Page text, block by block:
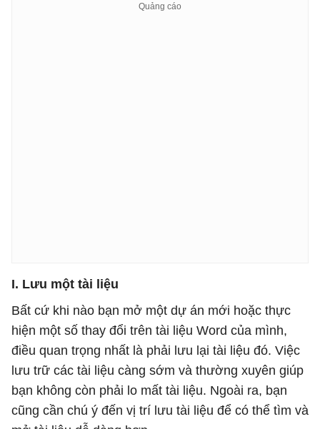
I. Lưu một tài liệu
Bất cứ khi nào bạn mở một dự án mới hoặc thực
hiện một số thay đổi trên tài liệu Word của mình,
điều quan trọng nhất là phải lưu lại tài liệu đó. Việc
lưu trữ các tài liệu càng sớm và thường xuyên giúp
bạn không còn phải lo mất tài liệu. Ngoài ra, bạn
cũng cần chú ý đến vị trí lưu tài liệu để có thể tìm và